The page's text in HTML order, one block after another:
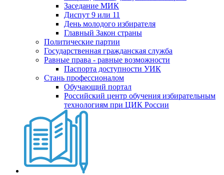
Заседание МИК
Диспут 9 или 11
День молодого избирателя
Главный Закон страны
Политические партии
Государственная гражданская служба
Равные права - равные возможности
Паспорта доступности УИК
Стань профессионалом
Обучающий портал
Российский центр обучения избирательным
технологиям при ЦИК России